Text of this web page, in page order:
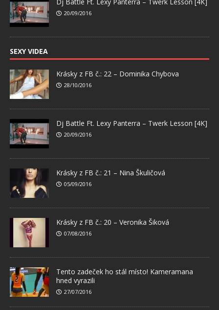
20/09/2016
SEXY VIDEA
Krásky z FB č.: 22 – Dominika Chybova
28/10/2016
Dj Battle Ft. Lexy Panterra – Twerk Lesson [4K]
20/09/2016
Krásky z FB č.: 21 – Nina Škuličová
05/09/2016
Krásky z FB č.: 20 – Veronika Šiková
07/08/2016
Tento zadeček ho stál místo! Kameramana
hned vyrazili
27/07/2016